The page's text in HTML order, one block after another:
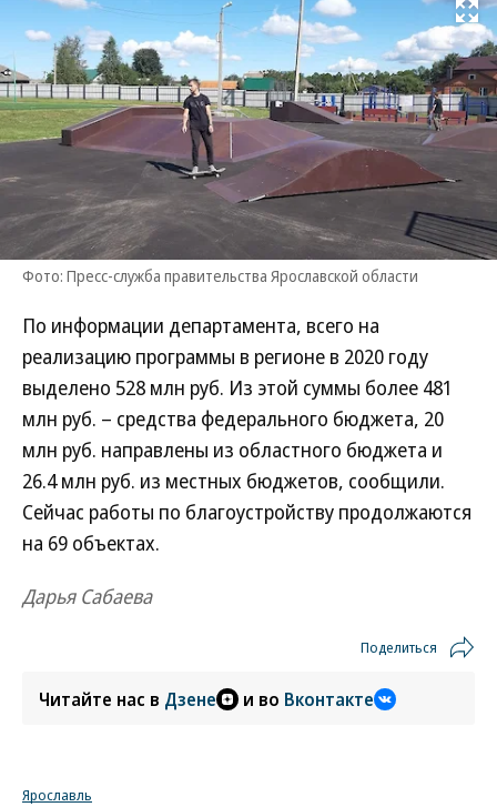
Развернуть
Фото: Пресс-служба правительства Ярославской области
По информации департамента, всего на
реализацию программы в регионе в 2020 году
выделено 528 млн руб. Из этой суммы более 481
млн руб. – средства федерального бюджета, 20
млн руб. направлены из областного бюджета и
26.4 млн руб. из местных бюджетов, сообщили.
Сейчас работы по благоустройству продолжаются
на 69 объектах.
Дарья Сабаева
Поделиться
Читайте нас в Дзене и во Вконтакте
Ярославль